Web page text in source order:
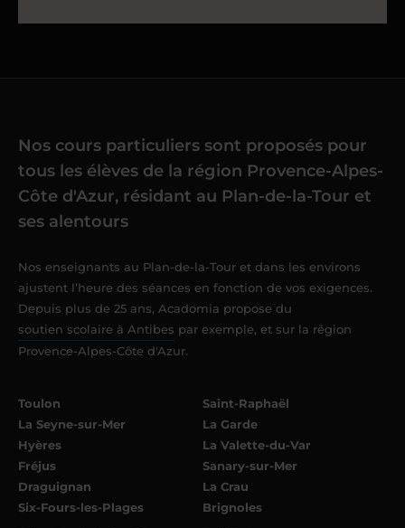
Nos cours particuliers sont proposés pour
tous les élèves de la région Provence-Alpes-
Côte d'Azur, résidant au Plan-de-la-Tour et
ses alentours
Nos enseignants au Plan-de-la-Tour et dans les environs
ajustent l’heure des séances en fonction de vos exigences.
Depuis plus de 25 ans, Acadomia propose du
soutien scolaire à Antibes par exemple, et sur la région
Provence-Alpes-Côte d'Azur.
Toulon
La Seyne-sur-Mer
Hyères
Fréjus
Draguignan
Six-Fours-les-Plages
Saint-Raphaël
La Garde
La Valette-du-Var
Sanary-sur-Mer
La Crau
Brignoles